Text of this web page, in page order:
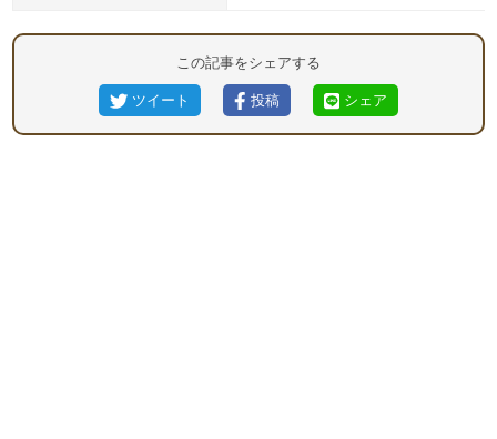
この記事をシェアする
ツイート 投稿 シェア